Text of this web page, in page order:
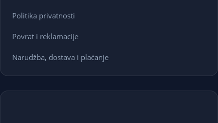
Politika privatnosti
Povrat i reklamacije
Narudžba, dostava i plaćanje